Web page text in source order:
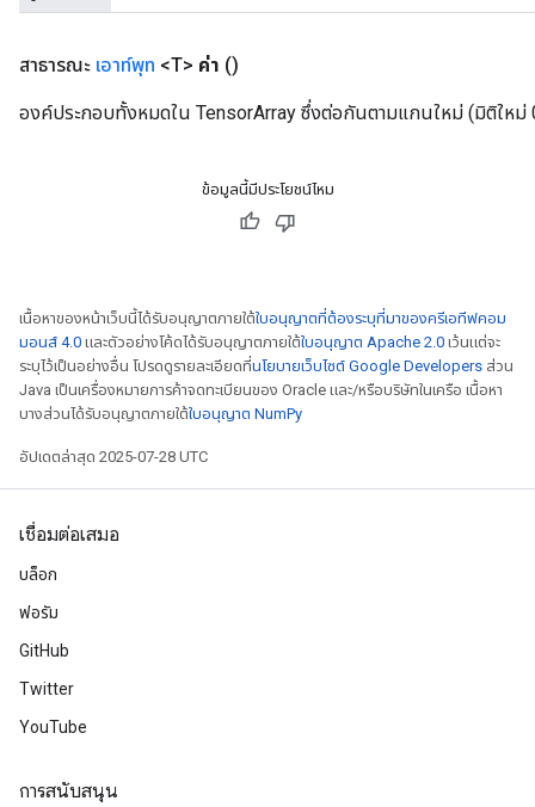
สาธารณะ เอาท์พุท <T> ค่า ()
องค์ประกอบทั้งหมดใน TensorArray ซึ่งต่อกันตามแกนใหม่ (มิติใหม่
ข้อมูลนี้มีประโยชน์ไหม
เนื้อหาของหน้าเว็บนี้ได้รับอนุญาตภายใต้ใบอนุญาตที่ต้องระบุที่มาของครีเอทีฟคอม
มอนส์ 4.0 และตัวอย่างโค้ดได้รับอนุญาตภายใต้ใบอนุญาต Apache 2.0 เว้นแต่จะ
ระบุไว้เป็นอย่างอื่น โปรดดูรายละเอียดที่นโยบายเว็บไซต์ Google Developers ส่วน
Java เป็นเครื่องหมายการค้าจดทะเบียนของ Oracle และ/หรือบริษัทในเครือ เนื้อหา
บางส่วนได้รับอนุญาตภายใต้ใบอนุญาต NumPy
อัปเดตล่าสุด 2025-07-28 UTC
เชื่อมต่อเสมอ
บล็อก
ฟอรัม
GitHub
Twitter
YouTube
การสนับสนุน